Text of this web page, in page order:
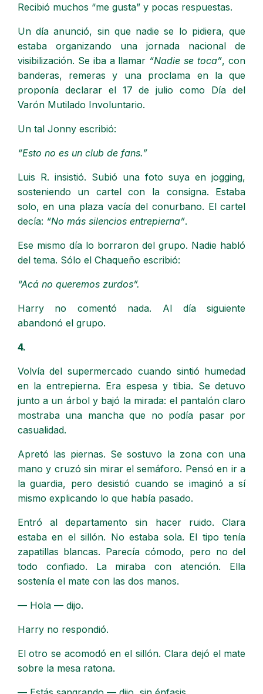
Recibió muchos “me gusta” y pocas respuestas.
Un día anunció, sin que nadie se lo pidiera, que
estaba organizando una jornada nacional de
visibilización. Se iba a llamar “Nadie se toca”, con
banderas, remeras y una proclama en la que
proponía declarar el 17 de julio como Día del
Varón Mutilado Involuntario.
Un tal Jonny escribió:
“Esto no es un club de fans.”
Luis R. insistió. Subió una foto suya en jogging,
sosteniendo un cartel con la consigna. Estaba
solo, en una plaza vacía del conurbano. El cartel
decía: “No más silencios entrepierna”.
Ese mismo día lo borraron del grupo. Nadie habló
del tema. Sólo el Chaqueño escribió:
“Acá no queremos zurdos”.
Harry no comentó nada. Al día siguiente
abandonó el grupo.
4.
Volvía del supermercado cuando sintió humedad
en la entrepierna. Era espesa y tibia. Se detuvo
junto a un árbol y bajó la mirada: el pantalón claro
mostraba una mancha que no podía pasar por
casualidad.
Apretó las piernas. Se sostuvo la zona con una
mano y cruzó sin mirar el semáforo. Pensó en ir a
la guardia, pero desistió cuando se imaginó a sí
mismo explicando lo que había pasado.
Entró al departamento sin hacer ruido. Clara
estaba en el sillón. No estaba sola. El tipo tenía
zapatillas blancas. Parecía cómodo, pero no del
todo confiado. La miraba con atención. Ella
sostenía el mate con las dos manos.
— Hola — dijo.
Harry no respondió.
El otro se acomodó en el sillón. Clara dejó el mate
sobre la mesa ratona.